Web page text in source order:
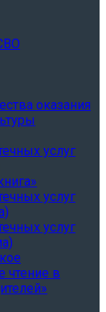
оказания
услуг
услуг
услуг
чтение в